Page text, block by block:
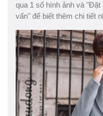
qua 1 số hình ảnh và
vấn" để biết thêm chi tiết